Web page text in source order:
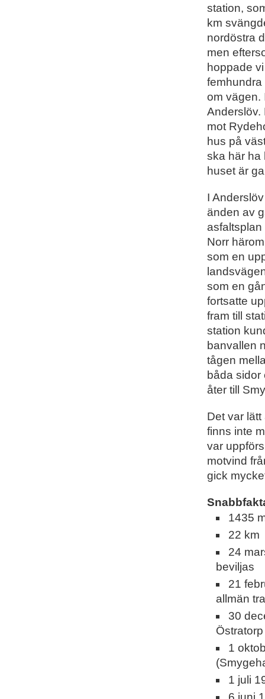
station,
km
nordöstra
men
hoppade
femhundra
om vägen.
Anderslöv.
mot
hus på
ska här ha
huset är
I
änden av
asfaltsplan
Norr
som en
som en
fortsatte
fram till
station
banvallen
tågen
båda
åter till
Det var
finns inte
var
motvind
gick
1435
22 km
24
beviljas
21
allmän
30
1
1 juli